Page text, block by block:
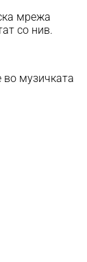
мрежа
со нив.
во музичката